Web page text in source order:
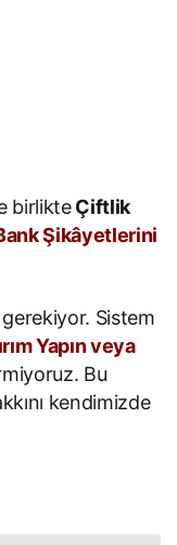
birlikteÇiftlik
Şikâyetlerini
Sistem
Yapın veya
Bu
kendimizde